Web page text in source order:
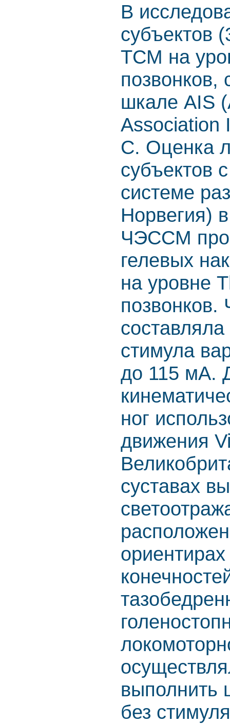
В
субъектов
ТСМ на
позвонков,
шкале AIS
Association
C. Оценка
субъектов
системе
Норвегия)
ЧЭССМ
гелевых
на уровне
позвонков.
стимула
до 115 мА.
ног
движения
суставах
выполнить
без